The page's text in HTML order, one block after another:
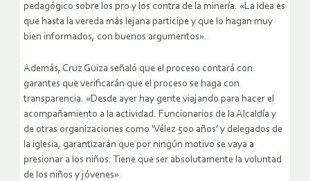
pedagógico sobre los pro y los contra de la minería. «La idea es
que hasta la vereda más lejana participe y que lo hagan muy
bien informados, con buenos argumentos».
Además, Cruz Güiza señaló que el proceso contará con
garantes que verificarán que el proceso se haga con
transparencia. «Desde ayer hay gente viajando para hacer el
acompañamiento a la actividad. Funcionarios de la Alcaldía y
de otras organizaciones como ‘Vélez 500 años’ y delegados de
la iglesia, garantizarán que por ningún motivo se vaya a
presionar a los niños. Tiene que ser absolutamente la voluntad
de los niños y jóvenes».